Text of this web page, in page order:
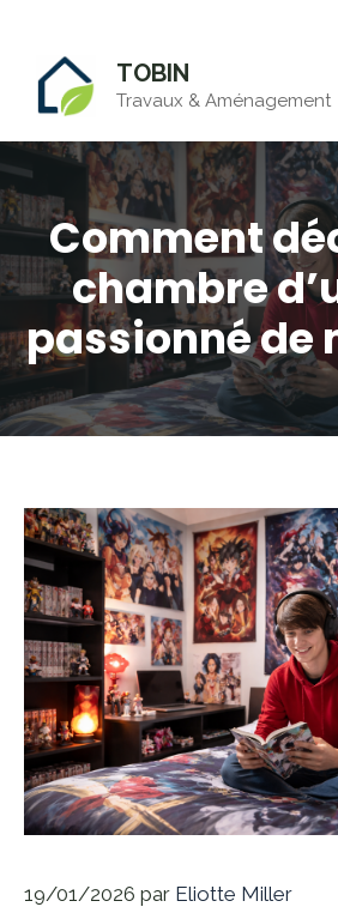
contenu
TOBIN
Travaux & Aménagement
Comment
chambre
passionné de
19/01/2026 par Eliotte Miller